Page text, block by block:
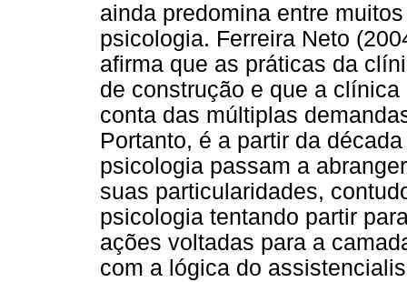
ainda predomina entre
psicologia. Ferreira Neto
afirma que as práticas da
de construção e que a
conta das múltiplas
Portanto, é a partir da
psicologia passam a
suas particularidades,
psicologia tentando partir
ações voltadas para a
com a lógica do